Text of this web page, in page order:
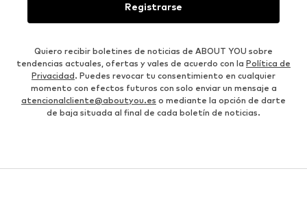
Registrarse
Quiero recibir boletines de noticias de ABOUT YOU sobre
tendencias actuales, ofertas y vales de acuerdo con la Política de
Privacidad. Puedes revocar tu consentimiento en cualquier
momento con efectos futuros con solo enviar un mensaje a
atencionalcliente@aboutyou.es o mediante la opción de darte
de baja situada al final de cada boletín de noticias.